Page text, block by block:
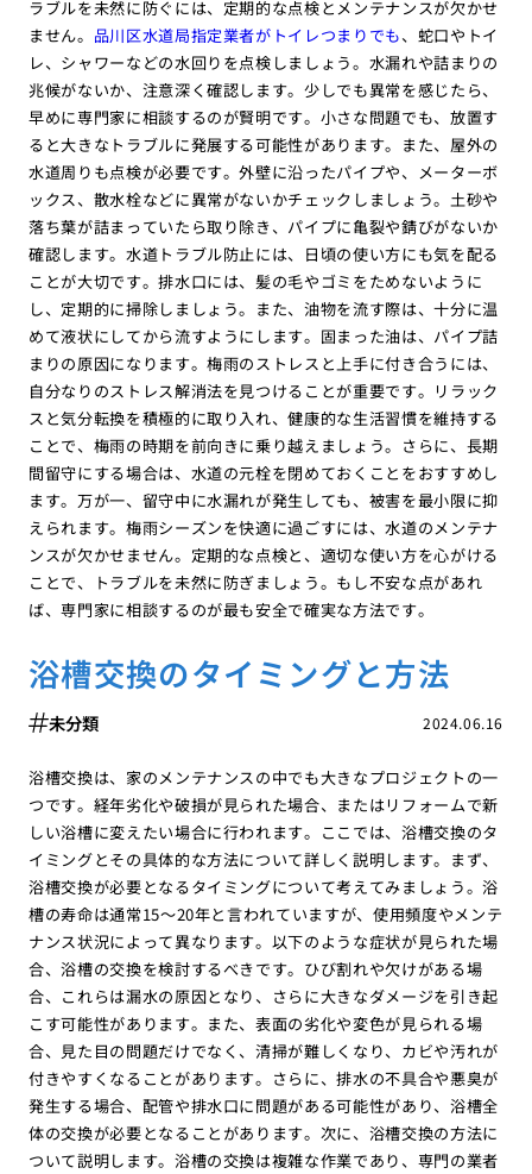
ラブルを未然に防ぐには、定期的な点検とメンテナンスが欠かせ
ません。 品川区水道局指定業者がトイレつまりでも、蛇口やトイ
レ、シャワーなどの水回りを点検しましょう。水漏れや詰まりの
兆候がないか、注意深く確認します。少しでも異常を感じたら、
早めに専門家に相談するのが賢明です。小さな問題でも、放置す
ると大きなトラブルに発展する可能性があります。また、屋外の
水道周りも点検が必要です。外壁に沿ったパイプや、メーターボ
ックス、散水栓などに異常がないかチェックしましょう。土砂や
落ち葉が詰まっていたら取り除き、パイプに亀裂や錆びがないか
確認します。水道トラブル防止には、日頃の使い方にも気を配る
ことが大切です。排水口には、髪の毛やゴミをためないように
し、定期的に掃除しましょう。また、油物を流す際は、十分に温
めて液状にしてから流すようにします。固まった油は、パイプ詰
まりの原因になります。梅雨のストレスと上手に付き合うには、
自分なりのストレス解消法を見つけることが重要です。リラック
スと気分転換を積極的に取り入れ、健康的な生活習慣を維持する
ことで、梅雨の時期を前向きに乗り越えましょう。さらに、長期
間留守にする場合は、水道の元栓を閉めておくことをおすすめし
ます。万が一、留守中に水漏れが発生しても、被害を最小限に抑
えられます。梅雨シーズンを快適に過ごすには、水道のメンテナ
ンスが欠かせません。定期的な点検と、適切な使い方を心がける
ことで、トラブルを未然に防ぎましょう。もし不安な点があれ
ば、専門家に相談するのが最も安全で確実な方法です。
浴槽交換のタイミングと方法
2024.06.16
未分類
浴槽交換は、家のメンテナンスの中でも大きなプロジェクトの一
つです。経年劣化や破損が見られた場合、またはリフォームで新
しい浴槽に変えたい場合に行われます。ここでは、浴槽交換のタ
イミングとその具体的な方法について詳しく説明します。まず、
浴槽交換が必要となるタイミングについて考えてみましょう。浴
槽の寿命は通常15〜20年と言われていますが、使用頻度やメンテ
ナンス状況によって異なります。以下のような症状が見られた場
合、浴槽の交換を検討するべきです。ひび割れや欠けがある場
合、これらは漏水の原因となり、さらに大きなダメージを引き起
こす可能性があります。また、表面の劣化や変色が見られる場
合、見た目の問題だけでなく、清掃が難しくなり、カビや汚れが
付きやすくなることがあります。さらに、排水の不具合や悪臭が
発生する場合、配管や排水口に問題がある可能性があり、浴槽全
体の交換が必要となることがあります。次に、浴槽交換の方法に
ついて説明します。浴槽の交換は複雑な作業であり、専門の業者